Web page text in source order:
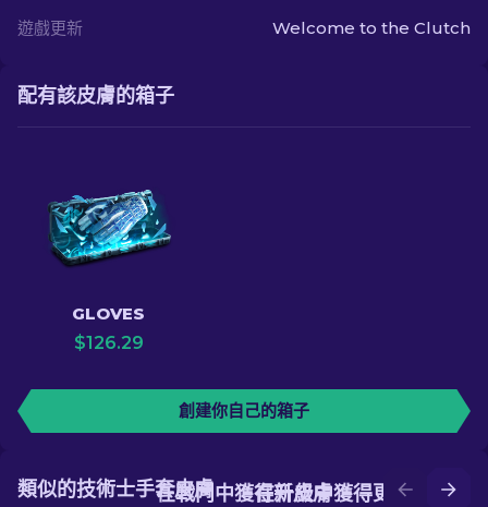
遊戲更新
Welcome to the Clutch
配有該皮膚的箱子
GLOVES
$126.29
創建你自己的箱子
在升級中獲得更好的皮膚
在戰鬥中獲得新皮膚
類似的技術士手套皮膚